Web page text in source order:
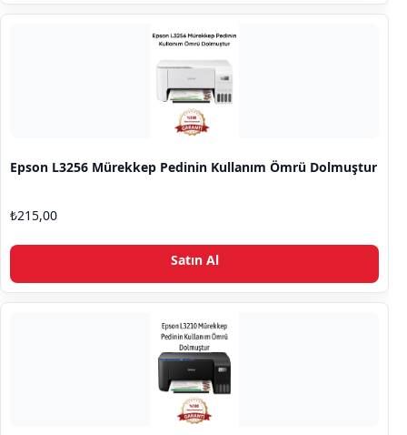
Epson L3256 Mürekkep Pedinin Kullanım Ömrü Dolmuştur
₺215,00
Satın Al